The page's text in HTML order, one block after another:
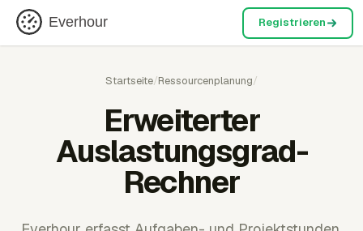
Everhour Registrieren
Startseite/Ressourcenplanung/
Erweiterter
Auslastungsgrad-
Rechner